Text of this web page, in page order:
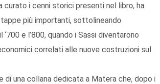
curato i cenni storici presenti nel libro, ha
più importanti, sottolineando
e l’800, quando i Sassi diventarono
correlati alle nuove costruzioni sul
di una collana dedicata a Matera che, dopo i